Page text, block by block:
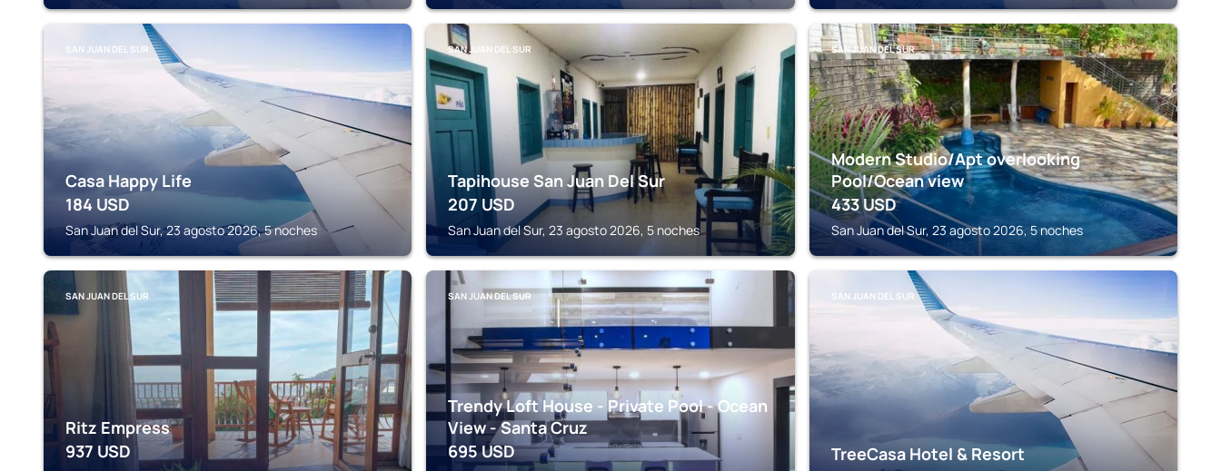
SAN JUAN DEL SUR
Casa Happy Life
184 USD
San Juan del Sur, 23 agosto 2026, 5 noches
SAN JUAN DEL SUR
Tapihouse San Juan Del Sur
207 USD
San Juan del Sur, 23 agosto 2026, 5 noches
SAN JUAN DEL SUR
Modern Studio/Apt overlooking
Pool/Ocean view
433USD
San Juan del Sur, 23 agosto 2026, 5 noches
SAN JUAN DEL SUR
Ritz Empress
937 USD
SAN JUAN DEL SUR
Trendy Loft House - Private Pool - Ocean
View - Santa Cruz
695USD
SAN JUAN DEL SUR
TreeCasa Hotel & Resort